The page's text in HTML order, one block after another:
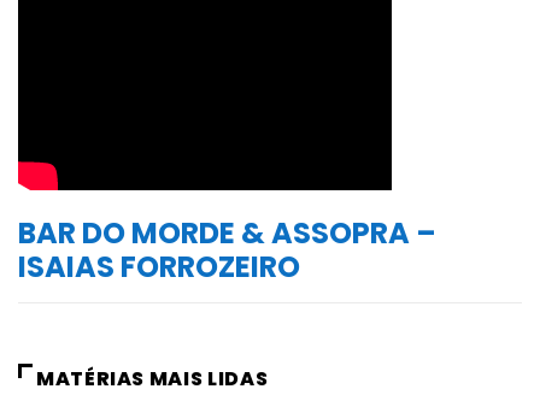
BAR DO MORDE & ASSOPRA –
ISAIAS FORROZEIRO
MATÉRIAS MAIS LIDAS